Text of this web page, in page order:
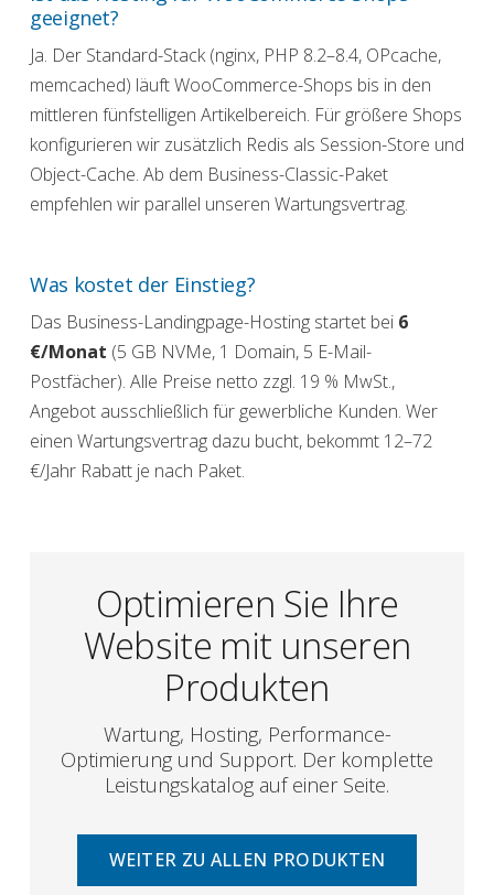
geeignet?
Ja. Der Standard-Stack (nginx, PHP 8.2–8.4, OPcache,
memcached) läuft WooCommerce-Shops bis in den
mittleren fünfstelligen Artikelbereich. Für größere Shops
konfigurieren wir zusätzlich Redis als Session-Store und
Object-Cache. Ab dem Business-Classic-Paket
empfehlen wir parallel unseren Wartungsvertrag.
Was kostet der Einstieg?
Das Business-Landingpage-Hosting startet bei 6
€/Monat (5 GB NVMe, 1 Domain, 5 E-Mail-
Postfächer). Alle Preise netto zzgl. 19 % MwSt.,
Angebot ausschließlich für gewerbliche Kunden. Wer
einen Wartungsvertrag dazu bucht, bekommt 12–72
€/Jahr Rabatt je nach Paket.
Optimieren Sie Ihre
Website mit unseren
Produkten
Wartung, Hosting, Performance-
Optimierung und Support. Der komplette
Leistungskatalog auf einer Seite.
WEITER ZU ALLEN PRODUKTEN